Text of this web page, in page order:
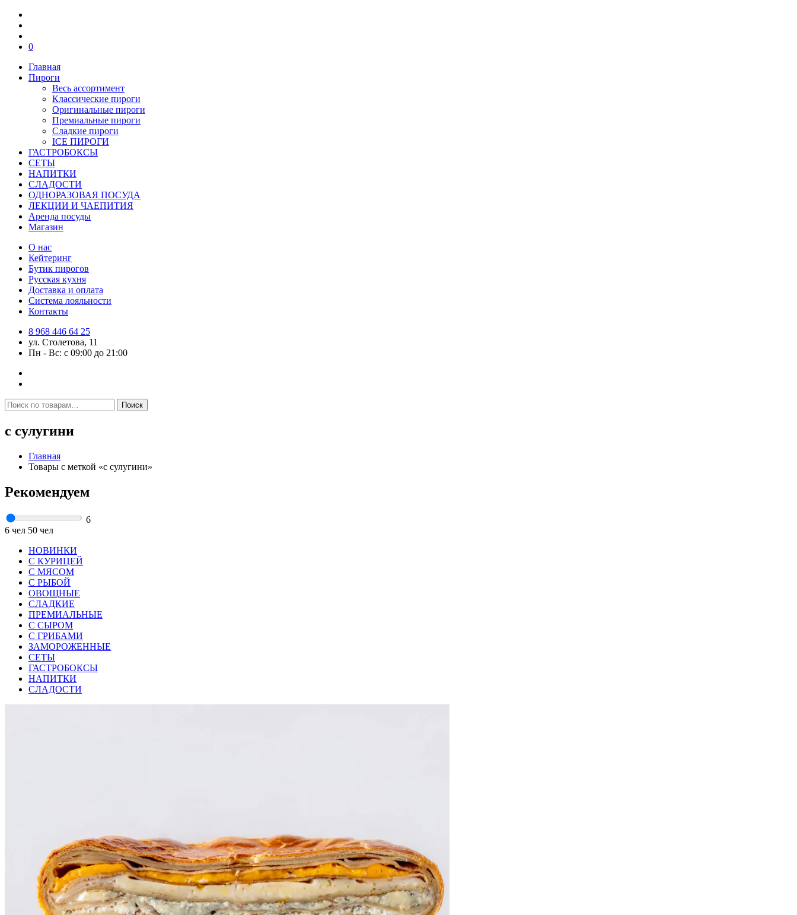
0
Главная
Пироги
Весь ассортимент
Классические пироги
Оригинальные пироги
Премиальные пироги
Сладкие пироги
ICE ПИРОГИ
ГАСТРОБОКСЫ
СЕТЫ
НАПИТКИ
СЛАДОСТИ
ОДНОРАЗОВАЯ ПОСУДА
ЛЕКЦИИ И ЧАЕПИТИЯ
Аренда посуды
Магазин
О нас
Кейтеринг
Бутик пирогов
Русская кухня
Доставка и оплата
Система лояльности
Контакты
8 968 446 64 25
ул. Столетова, 11
Пн - Вс: с 09:00 до 21:00
Искать: Поиск
с сулугини
Главная
Товары с меткой «с сулугини»
Рекомендуем
6
6 чел 50 чел
НОВИНКИ
С КУРИЦЕЙ
С МЯСОМ
С РЫБОЙ
ОВОЩНЫЕ
СЛАДКИЕ
ПРЕМИАЛЬНЫЕ
С СЫРОМ
С ГРИБАМИ
ЗАМОРОЖЕННЫЕ
СЕТЫ
ГАСТРОБОКСЫ
НАПИТКИ
СЛАДОСТИ